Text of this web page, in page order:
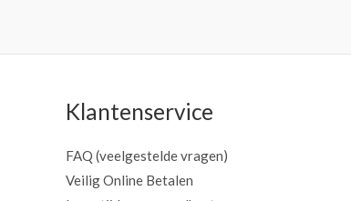
Klantenservice
FAQ (veelgestelde vragen)
Veilig Online Betalen